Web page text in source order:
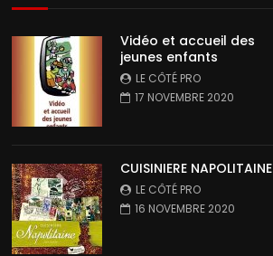
Vidéo et accueil des
jeunes enfants
LE CÔTÉ PRO
17 NOVEMBRE 2020
CUISINIERE NAPOLITAINE
LE CÔTÉ PRO
16 NOVEMBRE 2020